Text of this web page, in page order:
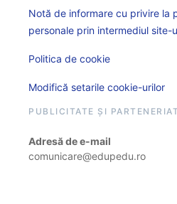
Notă de informare cu privire la
personale prin intermediul site-
Politica de cookie
Modifică setarile cookie-urilor
PUBLICITATE ȘI
Adresă de e-mail
comunicare@edupedu.ro